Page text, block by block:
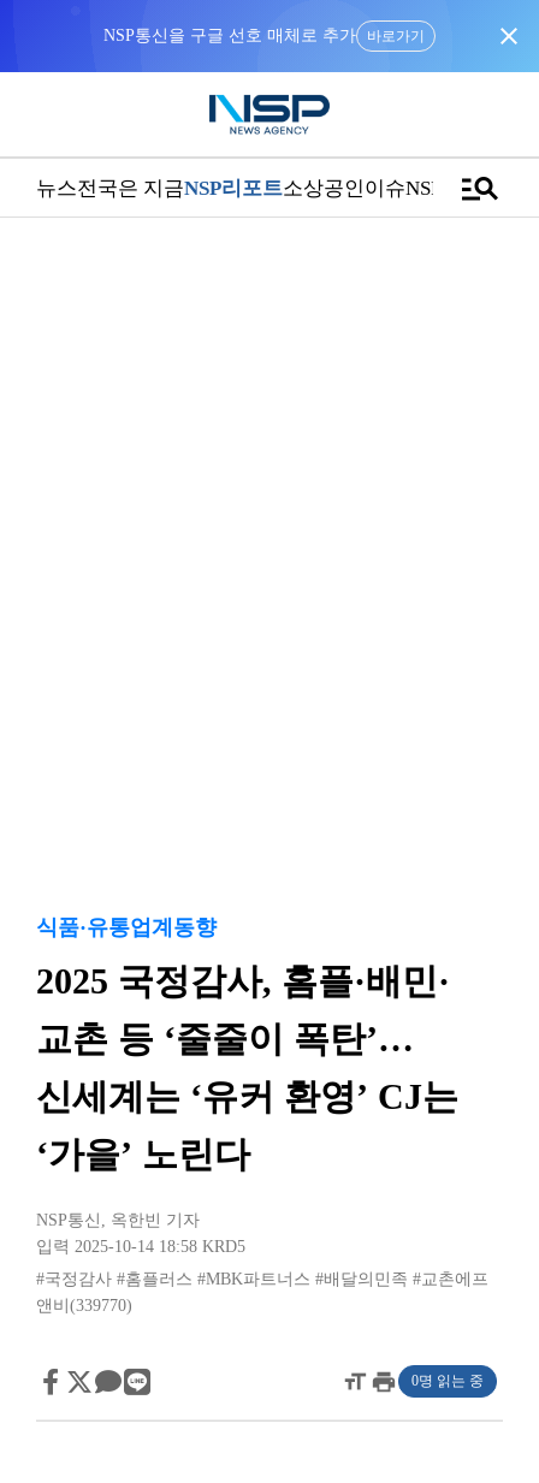
NSP통신을 구글 선호 매체로 추가 바로가기 close
뉴스전국은 지금NSP리포트소상공인이슈NSPTVmanage_search
식품·유통업계동향
2025 국정감사, 홈플·배민·
교촌 등 ‘줄줄이 폭탄’…
신세계는 ‘유커 환영’ CJ는
‘가을’ 노린다
NSP통신 , 옥한빈 기자
입력 2025-10-14 18:58 KRD5
#국정감사 #홈플러스 #MBK파트너스 #배달의민족 #교촌에프
앤비(339770)
format_sizeprint 0명 읽는 중